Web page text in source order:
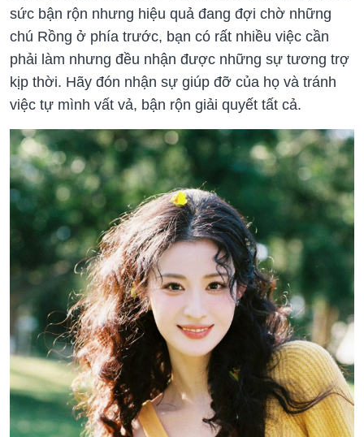
sức bận rộn nhưng hiệu quả đang đợi chờ những
chú Rồng ở phía trước, bạn có rất nhiều việc cần
phải làm nhưng đều nhận được những sự tương trợ
kịp thời. Hãy đón nhận sự giúp đỡ của họ và tránh
việc tự mình vất vả, bận rộn giải quyết tất cả.